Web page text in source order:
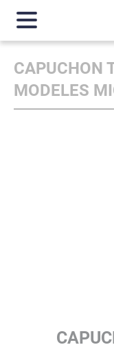
CAPUCHON
MODELES